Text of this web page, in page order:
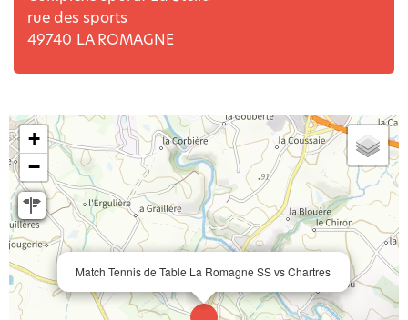
rue des sports
49740 LA ROMAGNE
Match Tennis de Table La Romagne SS vs Chartres
+
−